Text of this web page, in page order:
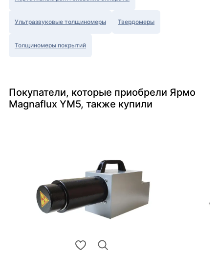
Ультразвуковые толщиномеры Твердомеры
Толщиномеры покрытий
Покупатели, которые приобрели Ярмо
Magnaflux YM5, также купили